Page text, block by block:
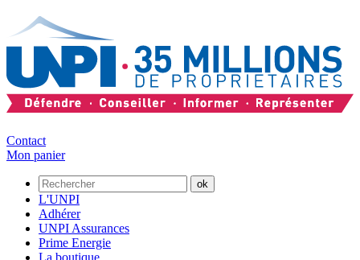
Contact
Mon panier
L'UNPI
Adhérer
UNPI Assurances
Prime Energie
La boutique